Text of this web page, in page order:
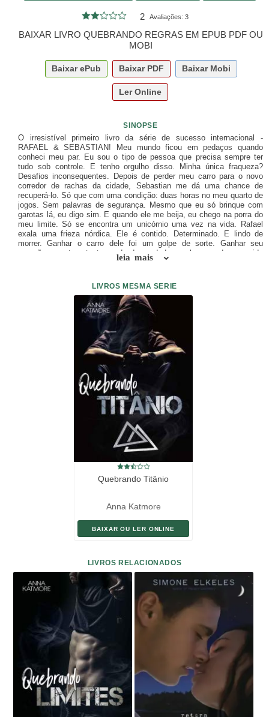
2 Avaliações: 3
BAIXAR LIVRO QUEBRANDO REGRAS EM EPUB PDF OU
MOBI
Baixar ePub Baixar PDF Baixar Mobi
Ler Online
SINOPSE
O irresistível primeiro livro da série de sucesso internacional -
RAFAEL & SEBASTIAN! Meu mundo ficou em pedaços quando
conheci meu par. Eu sou o tipo de pessoa que precisa sempre ter
tudo sob controle. E tenho orgulho disso. Minha única fraqueza?
Desafios inconsequentes. Depois de perder meu carro para o novo
corredor de rachas da cidade, Sebastian me dá uma chance de
recuperá-lo. Só que com uma condição: duas horas no meu quarto de
jogos. Sem palavras de segurança. Mesmo que eu só brinque com
garotas lá, eu digo sim. E quando ele me beija, eu chego na porra do
meu limite. Só se encontra um unicórnio uma vez na vida. Rafael
exala uma frieza nórdica. Ele é contido. Determinado. E lindo de
morrer. Ganhar o carro dele foi um golpe de sorte. Ganhar seu
coração, que tem tanto medo da verdade, acabou sendo a corrida
mais difícil em que eu já competi. De ritmo rápido e irresistível,
doce do que o esperado, com beijos proibidos e cenas de amor de
tirar o fôlego que o colocarão de joelhos, e dois heróis que o farão
desejar ser seus melhores amigos na vida real. Perfeito para os fãs
de Anna Todd, K. Bromberg e Casey McQuiston.
leia mais
LIVROS MESMA SERIE
Quebrando Titânio
Anna Katmore
BAIXAR OU LER ONLINE
LIVROS RELACIONADOS